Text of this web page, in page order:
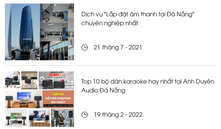
Dịch vụ "Lắp đặt âm thanh tại Đà Nẵng"
chuyên nghiệp nhất
21 tháng 7 - 2021
Top 10 bộ dàn karaoke hay nhất tại Anh Duyên
Audio Đà Nẵng
19 tháng 2 - 2022